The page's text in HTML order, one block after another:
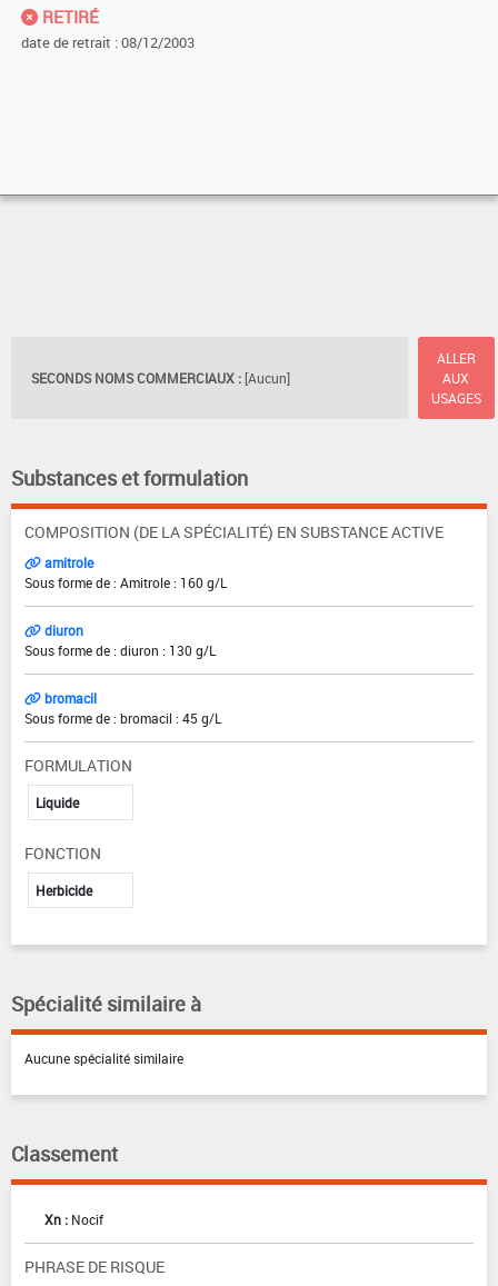
RETIRÉ
date de retrait : 08/12/2003
SECONDS NOMS COMMERCIAUX : [Aucun]
ALLER
AUX
USAGES
Substances et formulation
COMPOSITION (DE LA SPÉCIALITÉ) EN SUBSTANCE ACTIVE
amitrole
Sous forme de : Amitrole : 160 g/L
diuron
Sous forme de : diuron : 130 g/L
bromacil
Sous forme de : bromacil : 45 g/L
FORMULATION
Liquide
FONCTION
Herbicide
Spécialité similaire à
Aucune spécialité similaire
Classement
Xn : Nocif
PHRASE DE RISQUE